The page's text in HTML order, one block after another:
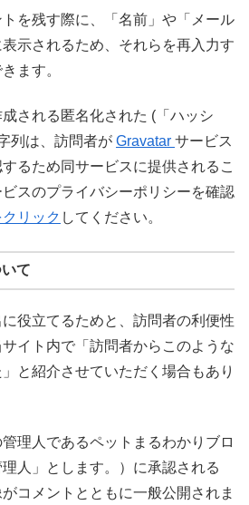
を残す際に、「名前」や「メール
示されるため、それらを再入力す
ます。
される匿名化された (「ハッシ
列は、訪問者が Gravatar サービス
るため同サービスに提供されるこ
スのプライバシーポリシーを確認
リック してください。
て
役立てるためと、訪問者の利便性
イト内で「訪問者からこのような
と紹介させていただく場合もあり
理人であるペットまるわかりブロ
人」とします。）に承認される
コメントとともに一般公開されま